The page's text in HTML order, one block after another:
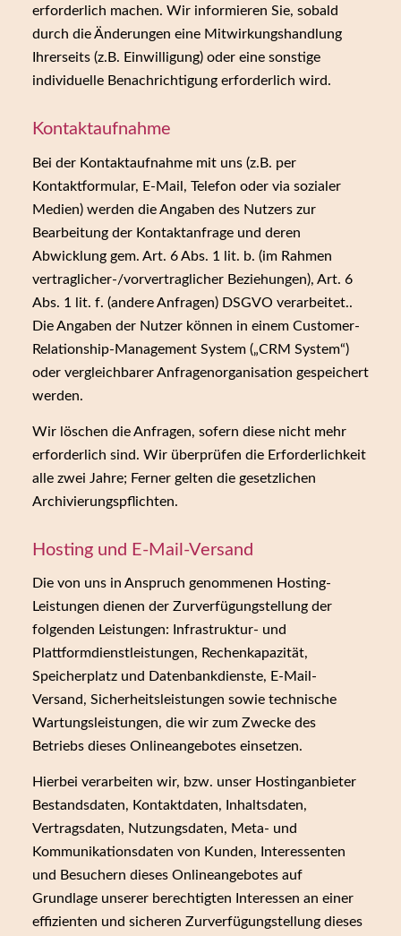
erforderlich machen. Wir informieren Sie, sobald
durch die Änderungen eine Mitwirkungshandlung
Ihrerseits (z.B. Einwilligung) oder eine sonstige
individuelle Benachrichtigung erforderlich wird.
Kontaktaufnahme
Bei der Kontaktaufnahme mit uns (z.B. per
Kontaktformular, E-Mail, Telefon oder via sozialer
Medien) werden die Angaben des Nutzers zur
Bearbeitung der Kontaktanfrage und deren
Abwicklung gem. Art. 6 Abs. 1 lit. b. (im Rahmen
vertraglicher-/vorvertraglicher Beziehungen), Art. 6
Abs. 1 lit. f. (andere Anfragen) DSGVO verarbeitet..
Die Angaben der Nutzer können in einem Customer-
Relationship-Management System („CRM System“)
oder vergleichbarer Anfragenorganisation gespeichert
werden.
Wir löschen die Anfragen, sofern diese nicht mehr
erforderlich sind. Wir überprüfen die Erforderlichkeit
alle zwei Jahre; Ferner gelten die gesetzlichen
Archivierungspflichten.
Hosting und E-Mail-Versand
Die von uns in Anspruch genommenen Hosting-
Leistungen dienen der Zurverfügungstellung der
folgenden Leistungen: Infrastruktur- und
Plattformdienstleistungen, Rechenkapazität,
Speicherplatz und Datenbankdienste, E-Mail-
Versand, Sicherheitsleistungen sowie technische
Wartungsleistungen, die wir zum Zwecke des
Betriebs dieses Onlineangebotes einsetzen.
Hierbei verarbeiten wir, bzw. unser Hostinganbieter
Bestandsdaten, Kontaktdaten, Inhaltsdaten,
Vertragsdaten, Nutzungsdaten, Meta- und
Kommunikationsdaten von Kunden, Interessenten
und Besuchern dieses Onlineangebotes auf
Grundlage unserer berechtigten Interessen an einer
effizienten und sicheren Zurverfügungstellung dieses